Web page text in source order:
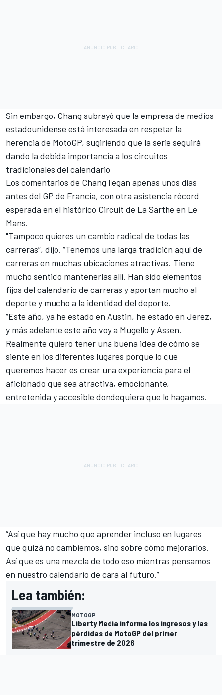
Sin embargo, Chang subrayó que la empresa de medios
estadounidense está interesada en respetar la
herencia de MotoGP, sugiriendo que la serie seguirá
dando la debida importancia a los circuitos
tradicionales del calendario.
Los comentarios de Chang llegan apenas unos días
antes del GP de Francia, con otra asistencia récord
esperada en el histórico Circuit de La Sarthe en Le
Mans.
"Tampoco quieres un cambio radical de todas las
carreras”, dijo. “Tenemos una larga tradición aquí de
carreras en muchas ubicaciones atractivas. Tiene
mucho sentido mantenerlas allí. Han sido elementos
fijos del calendario de carreras y aportan mucho al
deporte y mucho a la identidad del deporte.
“Este año, ya he estado en Austin, he estado en Jerez,
y más adelante este año voy a Mugello y Assen.
Realmente quiero tener una buena idea de cómo se
siente en los diferentes lugares porque lo que
queremos hacer es crear una experiencia para el
aficionado que sea atractiva, emocionante,
entretenida y accesible dondequiera que lo hagamos.
“Así que hay mucho que aprender incluso en lugares
que quizá no cambiemos, sino sobre cómo mejorarlos.
Así que es una mezcla de todo eso mientras pensamos
en nuestro calendario de cara al futuro.”
Lea también:
MOTOGP
Liberty Media informa los ingresos y las
pérdidas de MotoGP del primer
trimestre de 2026